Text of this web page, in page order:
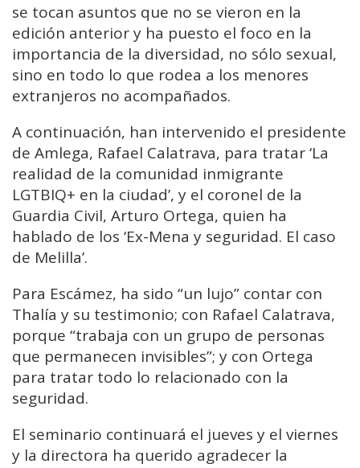
se tocan asuntos que no se vieron en la
edición anterior y ha puesto el foco en la
importancia de la diversidad, no sólo sexual,
sino en todo lo que rodea a los menores
extranjeros no acompañados.
A continuación, han intervenido el presidente
de Amlega, Rafael Calatrava, para tratar ‘La
realidad de la comunidad inmigrante
LGTBIQ+ en la ciudad’, y el coronel de la
Guardia Civil, Arturo Ortega, quien ha
hablado de los ‘Ex-Mena y seguridad. El caso
de Melilla’.
Para Escámez, ha sido “un lujo” contar con
Thalía y su testimonio; con Rafael Calatrava,
porque “trabaja con un grupo de personas
que permanecen invisibles”; y con Ortega
para tratar todo lo relacionado con la
seguridad.
El seminario continuará el jueves y el viernes
y la directora ha querido agradecer la